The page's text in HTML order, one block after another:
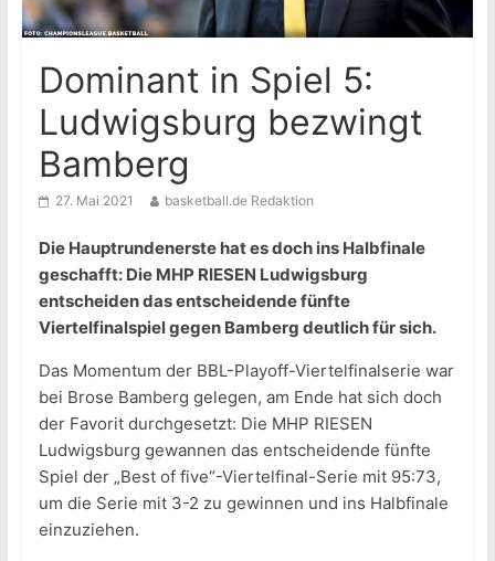
Dominant in Spiel 5:
Ludwigsburg bezwingt
Bamberg
27. Mai 2021 basketball.de Redaktion
Die Hauptrundenerste hat es doch ins Halbfinale
geschafft: Die MHP RIESEN Ludwigsburg
entscheiden das entscheidende fünfte
Viertelfinalspiel gegen Bamberg deutlich für sich.
Das Momentum der BBL-Playoff-Viertelfinalserie war
bei Brose Bamberg gelegen, am Ende hat sich doch
der Favorit durchgesetzt: Die MHP RIESEN
Ludwigsburg gewannen das entscheidende fünfte
Spiel der „Best of five“-Viertelfinal-Serie mit 95:73,
um die Serie mit 3-2 zu gewinnen und ins Halbfinale
einzuziehen.